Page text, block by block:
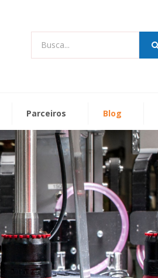
Busca...
Parceiros Blog